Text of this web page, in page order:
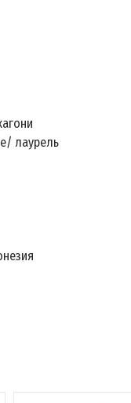
лаурель